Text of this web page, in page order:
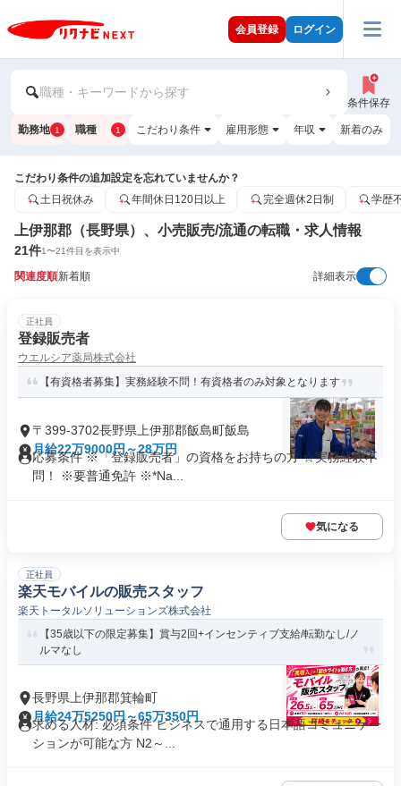
会員登録 ログイン
職種・キーワードから探す
条件保存
勤務地 1 職種 1 こだわり条件 雇用形態 年収 新着のみ
こだわり条件の追加設定を忘れていませんか？
土日祝休み
年間休日120日以上 完全週休2日制 学歴
上伊那郡（長野県）、小売販売/流通の転職・求人情報
21件1〜21件目を表示中
関連度順新着順 詳細表示
正社員
登録販売者
ウエルシア薬局株式会社
【有資格者募集】実務経験不問！有資格者のみ対象となります
〒399-3702長野県上伊那郡飯島町飯島
月給22万9000円～28万円
応募条件 ※「登録販売者」の資格をお持ちの方 ☆実務経験不
問！ ※要普通免許 ※*Na...
気になる
正社員
楽天モバイルの販売スタッフ
楽天トータルソリューションズ株式会社
【35歳以下の限定募集】賞与2回+インセンティブ支給/転勤なし/ノ
ルマなし
長野県上伊那郡箕輪町
月給24万5250円～65万350円
求める人材: 必須条件 ビジネスで通用する日本語コミュニケー
ションが可能な方 N2～...